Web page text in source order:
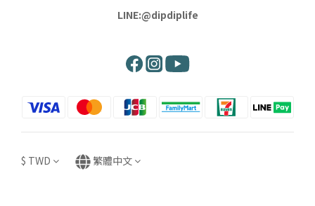
LINE:@dipdiplife
$ TWD 繁體中文